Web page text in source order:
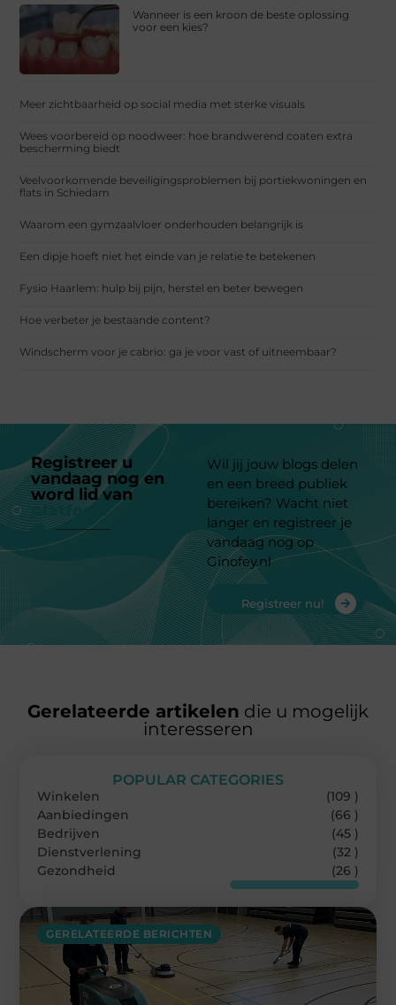
Wanneer is een kroon de beste oplossing
voor een kies?
Meer zichtbaarheid op social media met sterke visuals
Wees voorbereid op noodweer: hoe brandwerend coaten extra
bescherming biedt
Veelvoorkomende beveiligingsproblemen bij portiekwoningen en
flats in Schiedam
Waarom een gymzaalvloer onderhouden belangrijk is
Een dipje hoeft niet het einde van je relatie te betekenen
Fysio Haarlem: hulp bij pijn, herstel en beter bewegen
Hoe verbeter je bestaande content?
Windscherm voor je cabrio: ga je voor vast of uitneembaar?
Registreer u
vandaag nog en
word lid van
platform
Wil jij jouw blogs delen
en een breed publiek
bereiken? Wacht niet
langer en registreer je
vandaag nog op
Ginofey.nl
Registreer nu!
Gerelateerde artikelen die u mogelijk
interesseren
GERELATEERDE BERICHTEN
POPULAR CATEGORIES
Winkelen
(109 )
Aanbiedingen
(66 )
Bedrijven
(45 )
Dienstverlening
(32 )
Gezondheid
(26 )